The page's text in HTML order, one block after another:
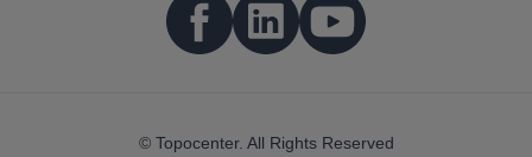
© Topocenter. All Rights Reserved